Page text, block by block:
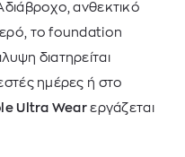
ανθεκτικό
το foundation
διατηρείται
ημέρες ή στο
Ultra Wear εργάζεται